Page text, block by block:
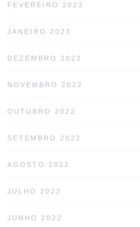
FEVEREIRO 2023
JANEIRO 2023
DEZEMBRO 2022
NOVEMBRO 2022
OUTUBRO 2022
SETEMBRO 2022
AGOSTO 2022
JULHO 2022
JUNHO 2022